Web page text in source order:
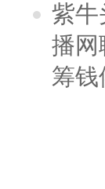
紫牛
播网
筹钱